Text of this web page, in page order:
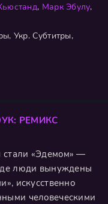
, Марк Эбулу,
Укр. Субтитры,
РЕМИКС
«Эдемом» —
люди вынуждены
искусственно
человеческими